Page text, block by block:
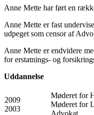
Anne Mette har ført en
Anne Mette er fast
udpeget som censor af
Anne Mette er endvidere
for erstatnings- og
Uddannelse
2009
2003
Møderet for
Møderet for
Advokat